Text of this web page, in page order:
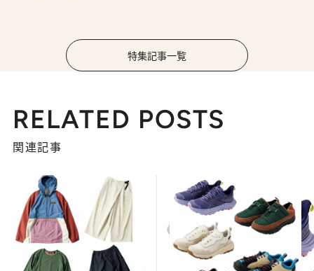
特集記事一覧
RELATED POSTS
関連記事